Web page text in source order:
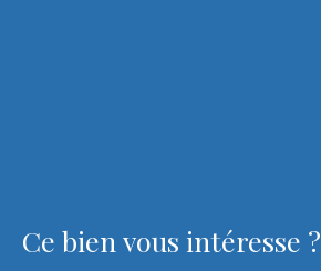
Ce bien vous intéresse ?